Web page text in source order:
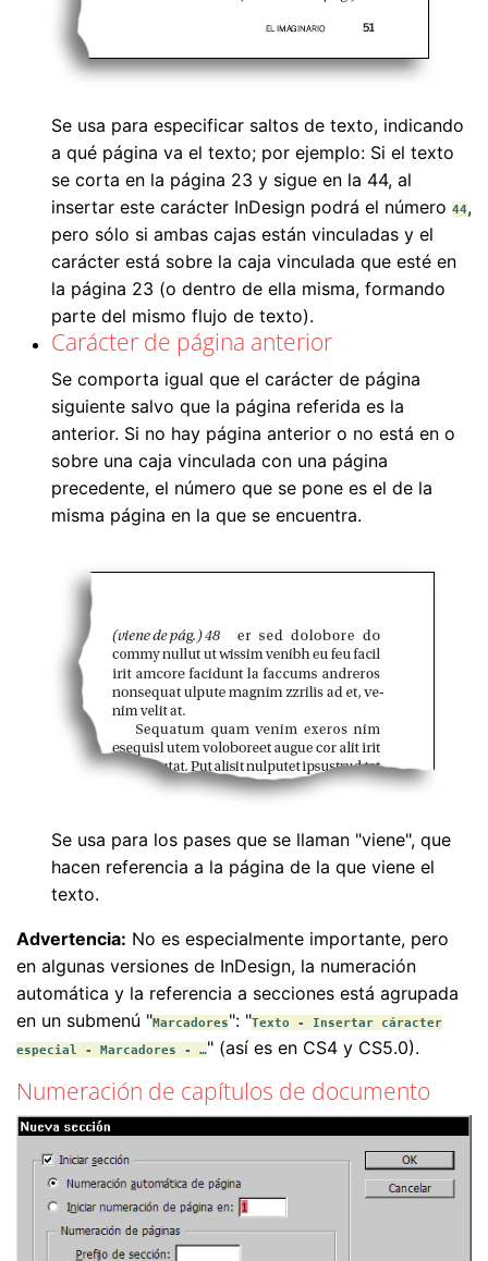
Se usa para especificar saltos de texto, indicando
a qué página va el texto; por ejemplo: Si el texto
se corta en la página 23 y sigue en la 44, al
insertar este carácter InDesign podrá el número 44,
pero sólo si ambas cajas están vinculadas y el
carácter está sobre la caja vinculada que esté en
la página 23 (o dentro de ella misma, formando
parte del mismo flujo de texto).
Carácter de página anterior
Se comporta igual que el carácter de página
siguiente salvo que la página referida es la
anterior. Si no hay página anterior o no está en o
sobre una caja vinculada con una página
precedente, el número que se pone es el de la
misma página en la que se encuentra.
Se usa para los pases que se llaman "viene", que
hacen referencia a la página de la que viene el
texto.
Advertencia: No es especialmente importante, pero
en algunas versiones de InDesign, la numeración
automática y la referencia a secciones está agrupada
en un submenú "Marcadores": "Texto - Insertar cáracter
especial - Marcadores - …" (así es en CS4 y CS5.0).
Numeración de capítulos de documento